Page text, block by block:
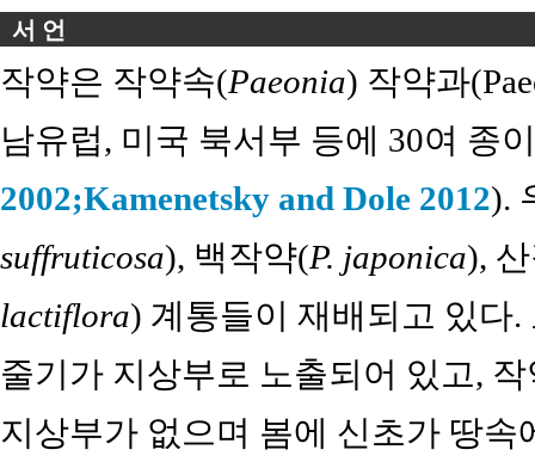
서 언
작약은 작약속(Paeonia) 작약과
남유럽, 미국 북서부 등에 30여 종
2002;Kamenetsky and Dole 2012).
suffruticosa), 백작약(P. japonica),
lactiflora) 계통들이 재배되고 있다
줄기가 지상부로 노출되어 있고,
지상부가 없으며 봄에 신초가 땅